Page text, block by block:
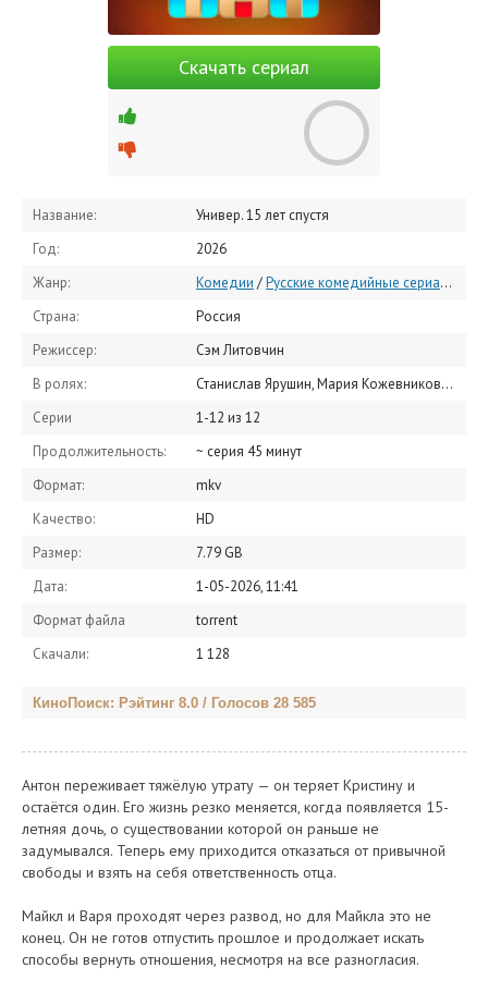
Скачать сериал
Название:
Универ. 15 лет спустя
Год:
2026
Жанр:
Комедии /Русские комедийные сериалы
Страна:
Россия
Режиссер:
Сэм Литовчин
В ролях:
Станислав Ярушин, Мария Кожевникова, Виталий Гогунский, Екатерина Молоховская, Денис Бузин, Анна Хилькевич, Арарат Кещян, Александр Мартынов, Елена Полянская, Настасья Самбурская
Серии
1-12 из 12
Продолжительность:
~ серия 45 минут
Формат:
mkv
Качество:
HD
Размер:
7.79 GB
Дата:
1-05-2026, 11:41
Формат файла
torrent
Скачали:
1 128
КиноПоиск: Рэйтинг 8.0 / Голосов 28 585
Антон переживает тяжёлую утрату — он теряет Кристину и
остаётся один. Его жизнь резко меняется, когда появляется 15-
летняя дочь, о существовании которой он раньше не
задумывался. Теперь ему приходится отказаться от привычной
свободы и взять на себя ответственность отца.
Майкл и Варя проходят через развод, но для Майкла это не
конец. Он не готов отпустить прошлое и продолжает искать
способы вернуть отношения, несмотря на все разногласия.